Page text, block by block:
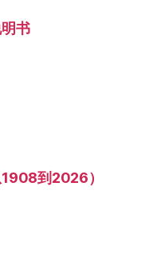
书
到2026）